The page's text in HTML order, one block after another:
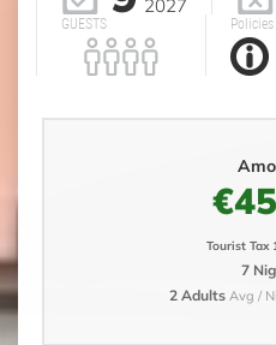
GUESTS Policies
Tourist Tax
7
2 Adults Avg /